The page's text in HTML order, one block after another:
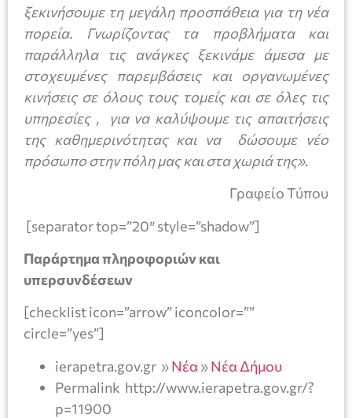
ξεκινήσουμε τη μεγάλη προσπάθεια για τη νέα
πορεία. Γνωρίζοντας τα προβλήματα και
παράλληλα τις ανάγκες ξεκινάμε άμεσα με
στοχευμένες παρεμβάσεις και οργανωμένες
κινήσεις σε όλους τους τομείς και σε όλες τις
υπηρεσίες , για να καλύψουμε τις απαιτήσεις
της καθημερινότητας και να δώσουμε νέο
πρόσωπο στην πόλη μας και στα χωριά της».
Γραφείο Τύπου
[separator top=”20″ style=”shadow”]
Παράρτημα πληροφοριών και
υπερσυνδέσεων
[checklist icon=”arrow” iconcolor=””
circle=”yes”]
ierapetra.gov.gr »Νέα »Νέα Δήμου
Permalink http://www.ierapetra.gov.gr/?
p=11900